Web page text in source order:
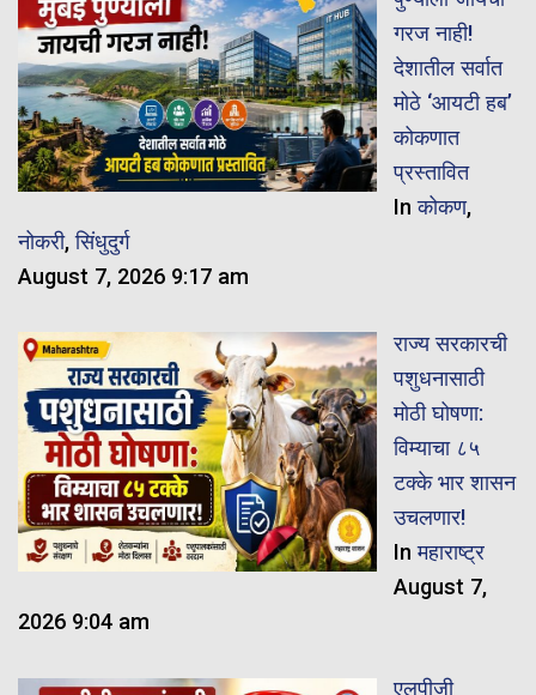
गरज नाही!
देशातील सर्वात
मोठे ‘आयटी हब’
कोकणात
प्रस्तावित
Inकोकण,
नोकरी,सिंधुदुर्ग
August 7, 2026 9:17 am
राज्य सरकारची
पशुधनासाठी
मोठी घोषणा:
विम्याचा ८५
टक्के भार शासन
उचलणार!
Inमहाराष्ट्र
August 7,
2026 9:04 am
एलपीजी